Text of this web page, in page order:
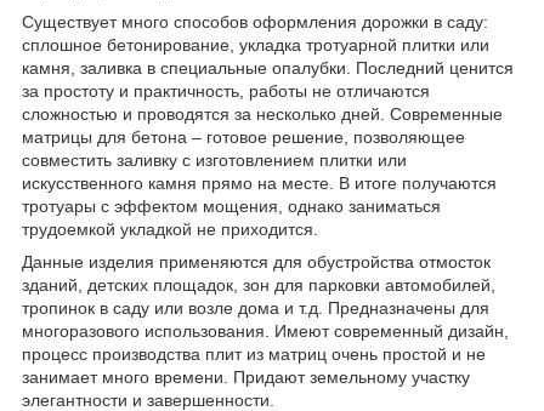
Существует много способов оформления дорожки в саду:
сплошное бетонирование, укладка тротуарной плитки или
камня, заливка в специальные опалубки. Последний ценится
за простоту и практичность, работы не отличаются
сложностью и проводятся за несколько дней. Современные
матрицы для бетона – готовое решение, позволяющее
совместить заливку с изготовлением плитки или
искусственного камня прямо на месте. В итоге получаются
тротуары с эффектом мощения, однако заниматься
трудоемкой укладкой не приходится.
Данные изделия применяются для обустройства отмосток
зданий, детских площадок, зон для парковки автомобилей,
тропинок в саду или возле дома и т.д. Предназначены для
многоразового использования. Имеют современный дизайн,
процесс производства плит из матриц очень простой и не
занимает много времени. Придают земельному участку
элегантности и завершенности.